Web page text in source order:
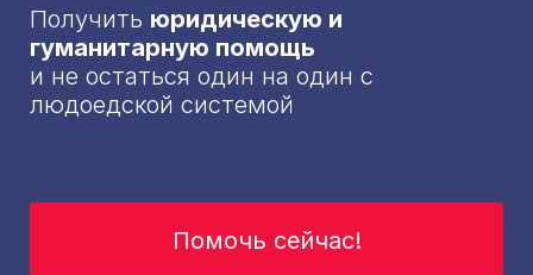
Получить юридическую и
гуманитарную помощь
и не остаться один на один с
людоедской системой
Помочь сейчас!